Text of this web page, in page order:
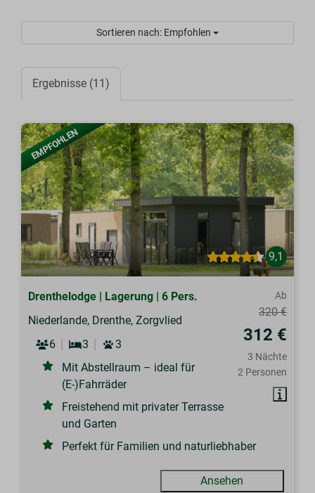
Sortieren nach: Empfohlen
Ergebnisse (11)
EMPFOHLEN
9,1
Ab
320 €
312 €
3 Nächte
2 Personen
Drenthelodge | Lagerung | 6 Pers.
Niederlande, Drenthe, Zorgvlied
6
3
3
Mit Abstellraum – ideal für
(E-)Fahrräder
Freistehend mit privater Terrasse
und Garten
Perfekt für Familien und naturliebhaber
Ansehen